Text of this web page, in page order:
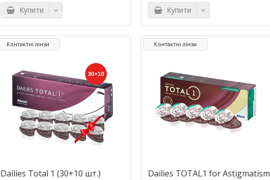
Купити
Купити
Контактні лінзи
Dailies Total 1 (30+10 шт.)
Контактні лінзи
Dailies TOTAL1 for Astigmatism